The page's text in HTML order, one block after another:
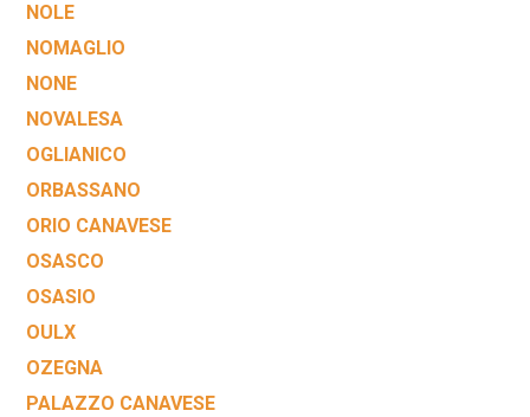
NOLE
NOMAGLIO
NONE
NOVALESA
OGLIANICO
ORBASSANO
ORIO CANAVESE
OSASCO
OSASIO
OULX
OZEGNA
PALAZZO CANAVESE